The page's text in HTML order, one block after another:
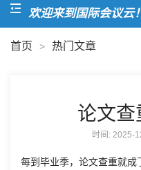
欢迎来到国际会议云！
首页 > 热门文章
论文查
时间: 2025-
每到毕业季，论文查重就